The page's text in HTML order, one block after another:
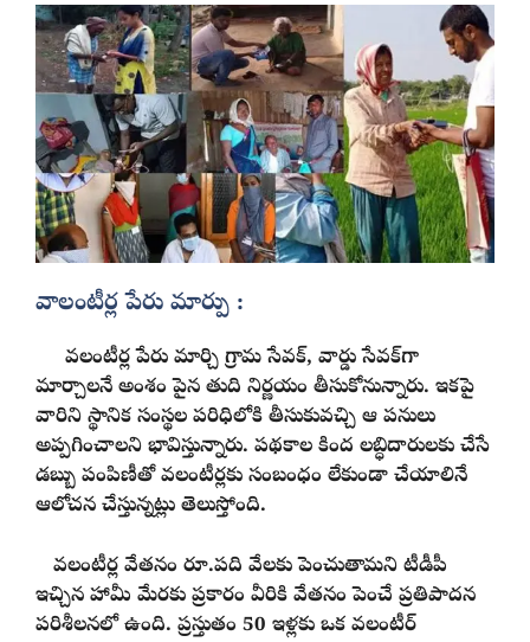
వాలంటీర్ల పేరు మార్పు :
వలంటీర్ల పేరు మార్చి గ్రామ సేవక్‌, వార్డు సేవక్‌గా
మార్చాలనే అంశం పైన తుది నిర్ణయం తీసుకోనున్నారు. ఇకపై
వారిని స్థానిక సంస్థల పరిధిలోకి తీసుకువచ్చి ఆ పనులు
అప్పగించాలని భావిస్తున్నారు. పథకాల కింద లబ్ధిదారులకు చేసే
డబ్బు పంపిణీతో వలంటీర్లకు సంబంధం లేకుండా చేయాలినే
ఆలోచన చేస్తున్నట్లు తెలుస్తోంది.
వలంటీర్ల వేతనం రూ.పది వేలకు పెంచుతామని టీడీపీ
ఇచ్చిన హామీ మేరకు ప్రకారం వీరికి వేతనం పెంచే ప్రతిపాదన
పరిశీలనలో ఉంది. ప్రస్తుతం 50 ఇళ్లకు ఒక వలంటీర్‌